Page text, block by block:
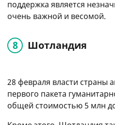
поддержка является
очень важной и весомой.
Шотландия
28 февраля власти страны
первого пакета
общей стоимостью 5 млн